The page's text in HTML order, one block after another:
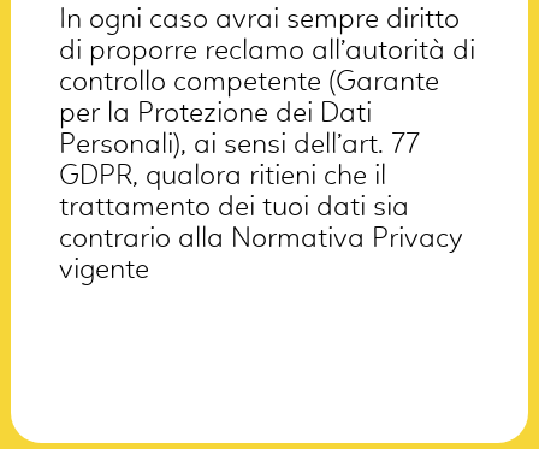
In ogni caso avrai sempre diritto
di proporre reclamo all’autorità di
controllo competente (Garante
per la Protezione dei Dati
Personali), ai sensi dell’art. 77
GDPR, qualora ritieni che il
trattamento dei tuoi dati sia
contrario alla Normativa Privacy
vigente